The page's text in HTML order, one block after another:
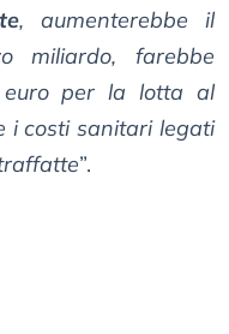
, aumenterebbe il
miliardo, farebbe
per la lotta al
i costi sanitari legati
”.